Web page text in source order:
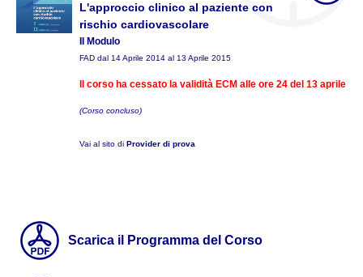
L'approccio clinico al paziente con
rischio cardiovascolare
II Modulo
FAD dal 14 Aprile 2014 al 13 Aprile 2015
Il corso ha cessato la validità ECM alle ore 24 del 13 aprile
(Corso concluso)
Vai al sito di Provider di prova
Scarica il Programma del Corso